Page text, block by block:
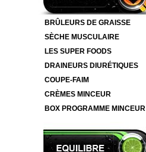
BRÛLEURS DE GRAISSE
SÈCHE MUSCULAIRE
LES SUPER FOODS
DRAINEURS DIURÉTIQUES
COUPE-FAIM
CRÈMES MINCEUR
BOX PROGRAMME MINCEUR